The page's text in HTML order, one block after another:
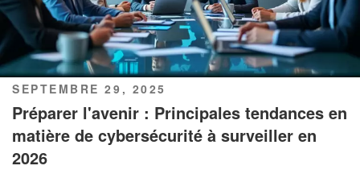
PUBLIÉ
LE
SEPTEMBRE 29, 2025
Préparer l'avenir : Principales tendances en
matière de cybersécurité à surveiller en
2026